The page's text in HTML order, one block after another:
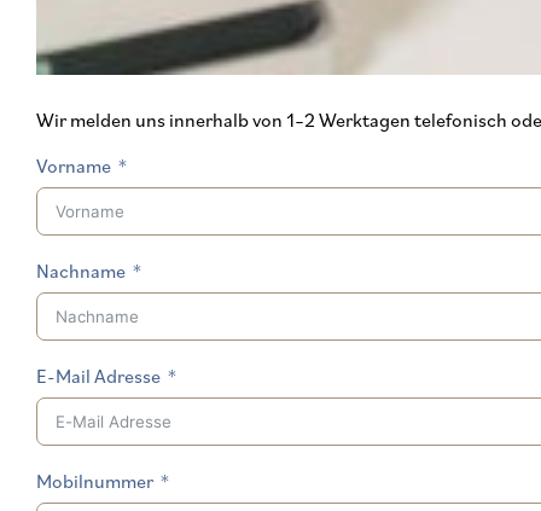
Wir melden uns innerhalb von 1–2 Werktagen telefonisch
Vorname
Nachname
E-Mail Adresse
Mobilnummer